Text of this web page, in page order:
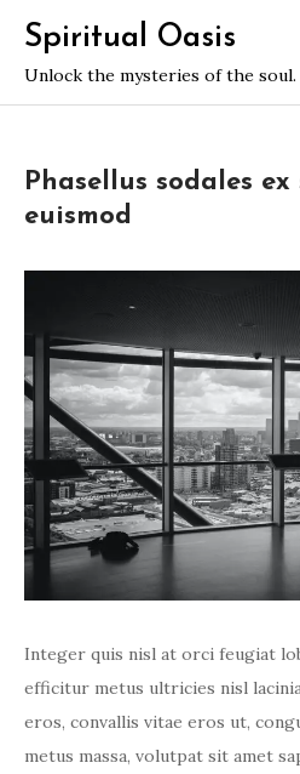
content
Spiritual Oasis
Unlock the mysteries of the soul.
Phasellus sodales ex
euismod
Integer quis nisl at orci feugiat
efficitur metus ultricies nisl
eros, convallis vitae eros ut,
metus massa, volutpat sit amet